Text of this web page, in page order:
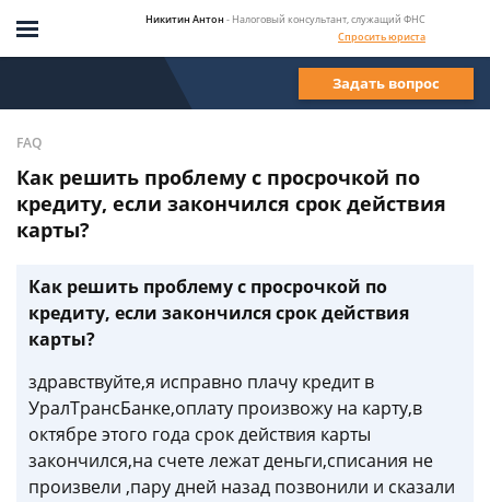
Никитин Антон - Налоговый консультант, служащий ФНС
Спросить юриста
Задать вопрос
FAQ
Как решить проблему с просрочкой по
кредиту, если закончился срок действия
карты?
Как решить проблему с просрочкой по
кредиту, если закончился срок действия
карты?
здравствуйте,я исправно плачу кредит в
УралТрансБанке,оплату произвожу на карту,в
октябре этого года срок действия карты
закончился,на счете лежат деньги,списания не
произвели ,пару дней назад позвонили и сказали